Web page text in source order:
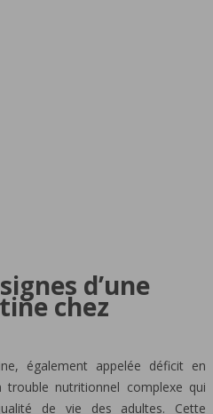
d’une
chez
également appelée déficit en
nutritionnel complexe qui
de vie des adultes. Cette